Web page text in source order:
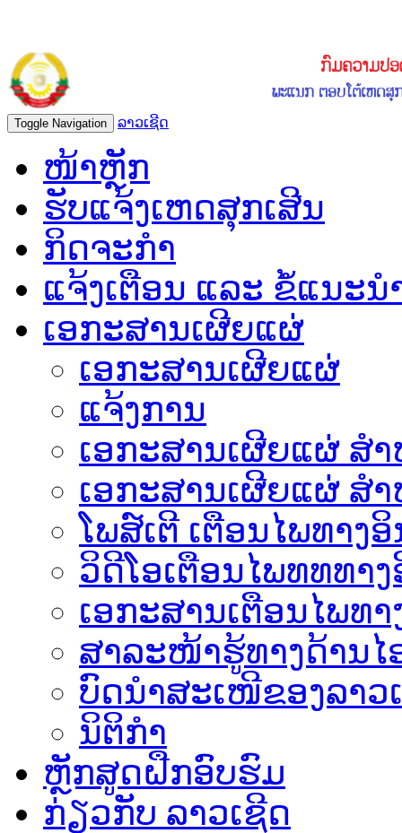
Toggle Navigation ລາວເຊີດ
ໜ້າຫຼັກ
ຮັບແຈ້ງເຫດສຸກເສີນ
ກິດຈະກຳ
ແຈ້ງເຕືອນ ແລະ ຂໍ້ແນະນ
ເອກະສານເຜີຍແຜ່
ເອກະສານເຜີຍແຜ່
ແຈ້ງການ
ເອກະສານເຜີຍແຜ່ ສ
ເອກະສານເຜີຍແຜ່ ສ
ໂພສ໌ເຕີ ເຕືອນໄພທາງອິ
ວິດີໂອເຕືອນໄພທທທາງ
ເອ​ກະ​ສານເຕືອນໄພທາ
ສາລະໜ້າຮູ້ທາງດ້ານໄ
ບົດນຳສະເໜີຂອງລາວ
ນິຕິກຳ
ຫຼັກສູດຝືກອົບຮົມ
ກ່ຽວກັບ ລາວເຊີດ